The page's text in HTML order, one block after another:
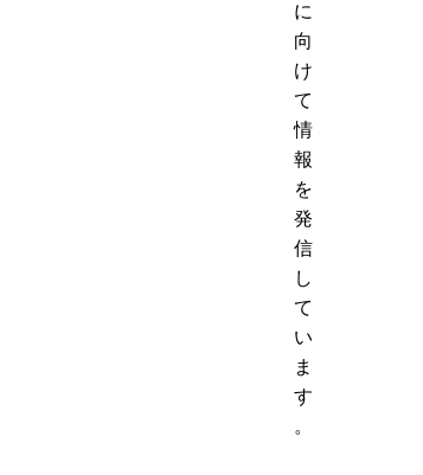
に
向
け
て
情
報
を
発
信
し
て
い
ま
す
。